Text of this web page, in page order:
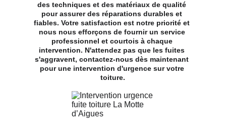
des techniques et des matériaux de qualité
pour assurer des réparations durables et
fiables. Votre satisfaction est notre priorité et
nous nous efforçons de fournir un service
professionnel et courtois à chaque
intervention. N'attendez pas que les fuites
s'aggravent, contactez-nous dès maintenant
pour une intervention d'urgence sur votre
toiture.